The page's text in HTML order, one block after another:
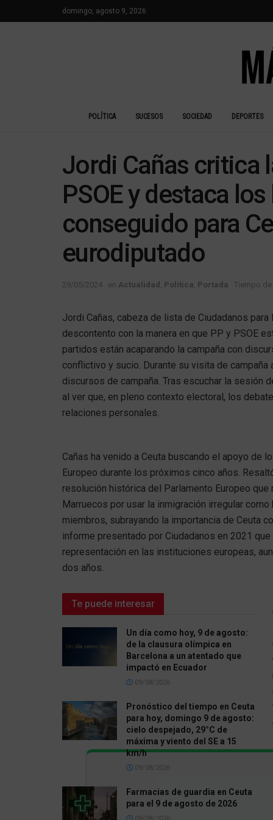
domingo, agosto 9, 2026
POLÍTICA SUCESOS SOCIEDAD DEPORTES
Jordi Cañas critica
PSOE y destaca
conseguido para
eurodiputado
29/05/2024 en Actualidad Política Portada Tiempo
Jordi Cañas, cabeza de lista de Ciudadanos
descontento con la manera en que PP y PSOE
partidos están acaparando la campaña con
conflictivo y sucio. Durante su visita de campaña
discursos de campaña. Tras escuchar la sesión
al ver que, en pleno contexto electoral, los
relaciones personales.
Cañas ha venido a Ceuta buscando el apoyo de
Europeo durante los próximos cinco años.
resolución histórica del Parlamento Europeo
Marruecos por usar la inmigración irregular
miembros, subrayando la importancia de Ceuta
informe presentado por Ciudadanos en 2021
representación en las instituciones europeas,
dos años.
Te puede interesar
Un día como hoy, 9 de agosto:
de la clausura olímpica en
Barcelona a un atentado que
impactó en Ecuador
09/08/2026
Pronóstico del tiempo en Ceuta
para hoy, domingo 9 de agosto:
cielo despejado, 29°C de
máxima y viento del SE a 15
km/h
09/08/2026
Farmacias de guardia en Ceuta
para el 9 de agosto de 2026
09/08/2026